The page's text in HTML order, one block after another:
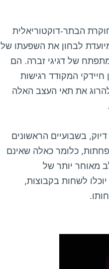
הבתר-דוקטוריאלית
לבחון את השפעתו של
של דגיגי זברה. הם
חיידקי המקודד רגישות
את תאי העצב האלה
בשבועיים הראשונים
כלומר כאלה שאינם
מאוחר יותר של
לשחות בקבוצות,